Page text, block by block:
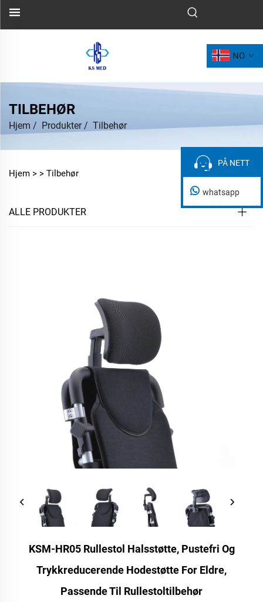
NO
TILBEHØR
Hjem / Produkter/ Tilbehør
Hjem > > Tilbehør
ALLE PRODUKTER
KSM-HR05 Rullestol Halsstøtte, Pustefri Og
Trykkreducerende Hodestøtte For Eldre,
Passende Til Rullestoltilbehør
PÅ NETT
PÅ NETT
whatsapp